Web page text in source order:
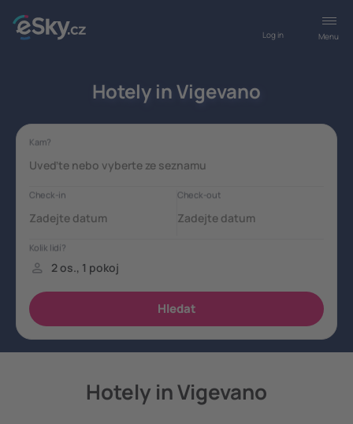
Menu
Log in
Hotely in Vigevano
Hotely in Vigevano